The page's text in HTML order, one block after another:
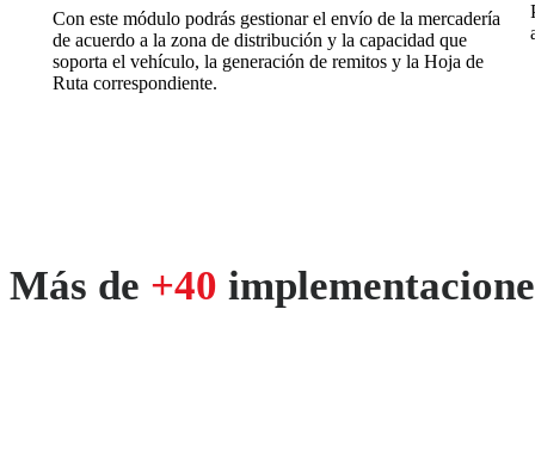
Con este módulo podrás gestionar el envío de la mercadería
de acuerdo a la zona de distribución y la capacidad que
soporta el vehículo, la generación de remitos y la Hoja de
Ruta correspondiente.
Más de +40